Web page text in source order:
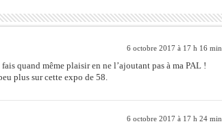
6 octobre 2017 à 17 h 16 min
quand même plaisir en ne l’ajoutant pas à ma PAL !
plus sur cette expo de 58.
6 octobre 2017 à 17 h 24 min